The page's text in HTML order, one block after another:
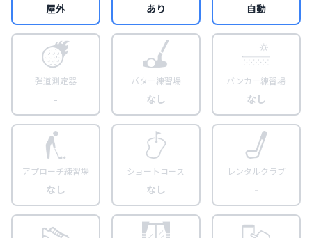
屋外 あり 自動
弾道測定器
-
パター練習場
なし
バンカー練習場
なし
アプローチ練習場
なし
ショートコース
なし
レンタルクラブ
-